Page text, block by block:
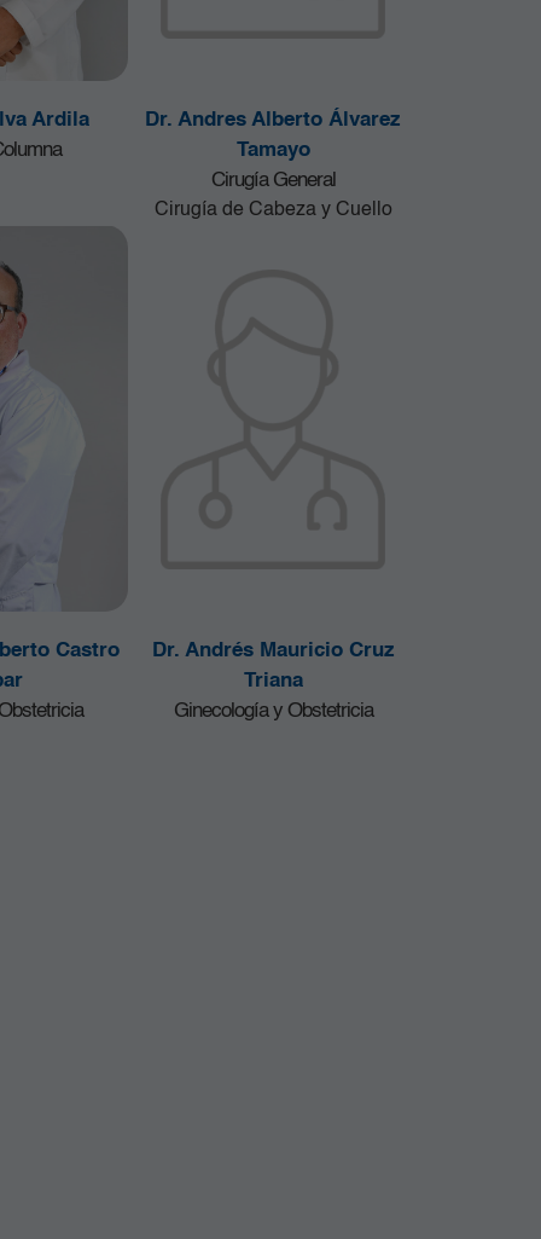
Ardila
Dr. Andres Alberto Álvarez
Tamayo
Cirugía General
Cirugía de Cabeza y Cuello
Castro
Dr. Andrés Mauricio Cruz
Triana
Ginecología y Obstetricia